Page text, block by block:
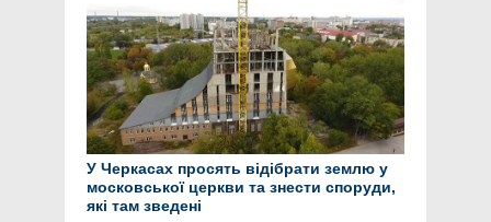
У Черкасах просять відібрати землю у
московської церкви та знести споруди,
які там зведені